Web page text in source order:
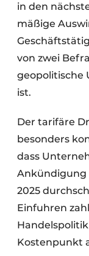
in den
mäßige
von zwei
geopolitische
ist.
Der tarifäre
besonders
dass
Ankündigung
2025
Einfuhren
Kostenpunkt